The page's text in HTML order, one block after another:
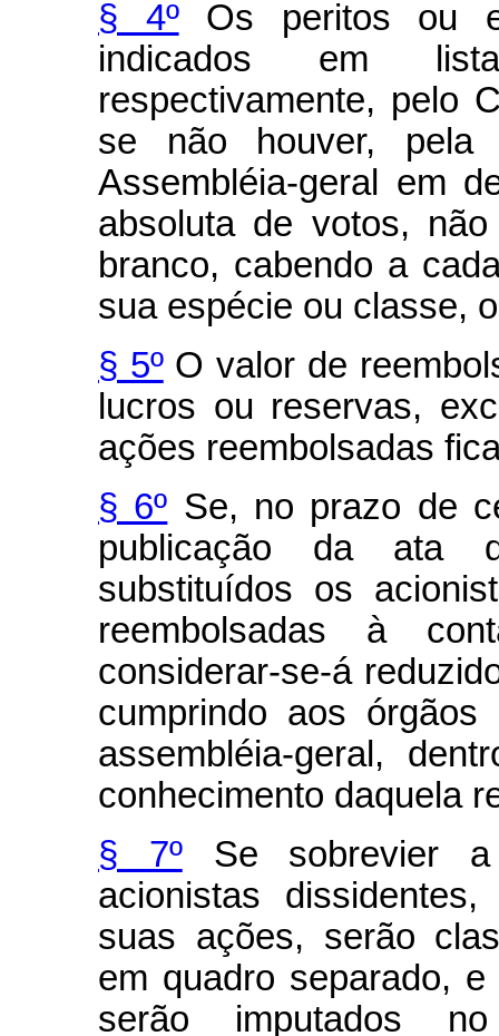
§ 4ºOs peritos ou
indicados em
respectivamente, pelo
se não houver, pela
Assembléia-geral em
absoluta de votos,
branco, cabendo a
sua espécie ou classe,
§ 5ºO valor de
lucros ou reservas,
ações reembolsadas
§ 6º Se, no prazo de
publicação da ata
substituídos os
reembolsadas à
considerar-se-á
cumprindo aos
assembléia-geral,
conhecimento daquela
§ 7ºSe sobrevier a
acionistas
suas ações, serão
em quadro separado,
serão imputados